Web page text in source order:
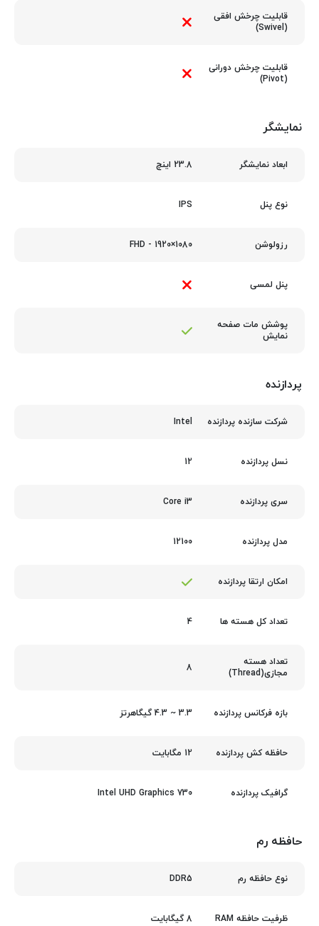
قابلیت چرخش افقی
(Swivel)
قابلیت چرخش دورانی
(Pivot)
نمایشگر
ابعاد نمایشگر 23.8 اینچ
نوع پنل IPS
رزولوشن 1080×1920 - FHD
پنل لمسی
پوشش مات صفحه
نمایش
پردازنده
شرکت سازنده پردازنده Intel
نسل پردازنده 12
سری پردازنده Core i3
مدل پردازنده 12100
امکان ارتقا پردازنده
تعداد کل هسته ها 4
تعداد هسته
مجازی(Thread)
8
بازه فرکانس پردازنده 3.3 ~ 4.3 گیگاهرتز
حافظه کش پردازنده 12 مگابایت
گرافیک پردازنده Intel UHD Graphics 730
حافظه رم
نوع حافظه رم DDR5
ظرفیت حافظه RAM 8 گیگابایت